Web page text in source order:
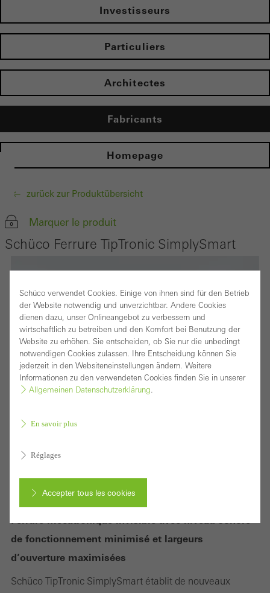
Investisseurs
Particuliers
Architectes
Fabricants
Homepage
zurück zur Produktübersicht
Marquer le produit
Schüco Ferrure TipTronic SimplySmart
Ferrure mécatronique invisible avec niveau sonore
de fonctionnement minimisé et largeurs
d’ouverture maximisées
Schüco TipTronic SimplySmart établit de nouveaux
Schüco verwendet Cookies. Einige von ihnen sind für den Betrieb
der Website notwendig und unverzichtbar. Andere Cookies
dienen dazu, unser Onlineangebot zu verbessern und
wirtschaftlich zu betreiben und den Komfort bei Benutzung der
Website zu erhöhen. Sie entscheiden, ob Sie nur die unbedingt
notwendigen Cookies zulassen. Ihre Entscheidung können Sie
jederzeit in den Websiteneinstellungen ändern. Weitere
Informationen zu den verwendeten Cookies finden Sie in unserer
Allgemeinen Datenschutzerklärung.
En savoir plus
Réglages
Accepter tous les cookies